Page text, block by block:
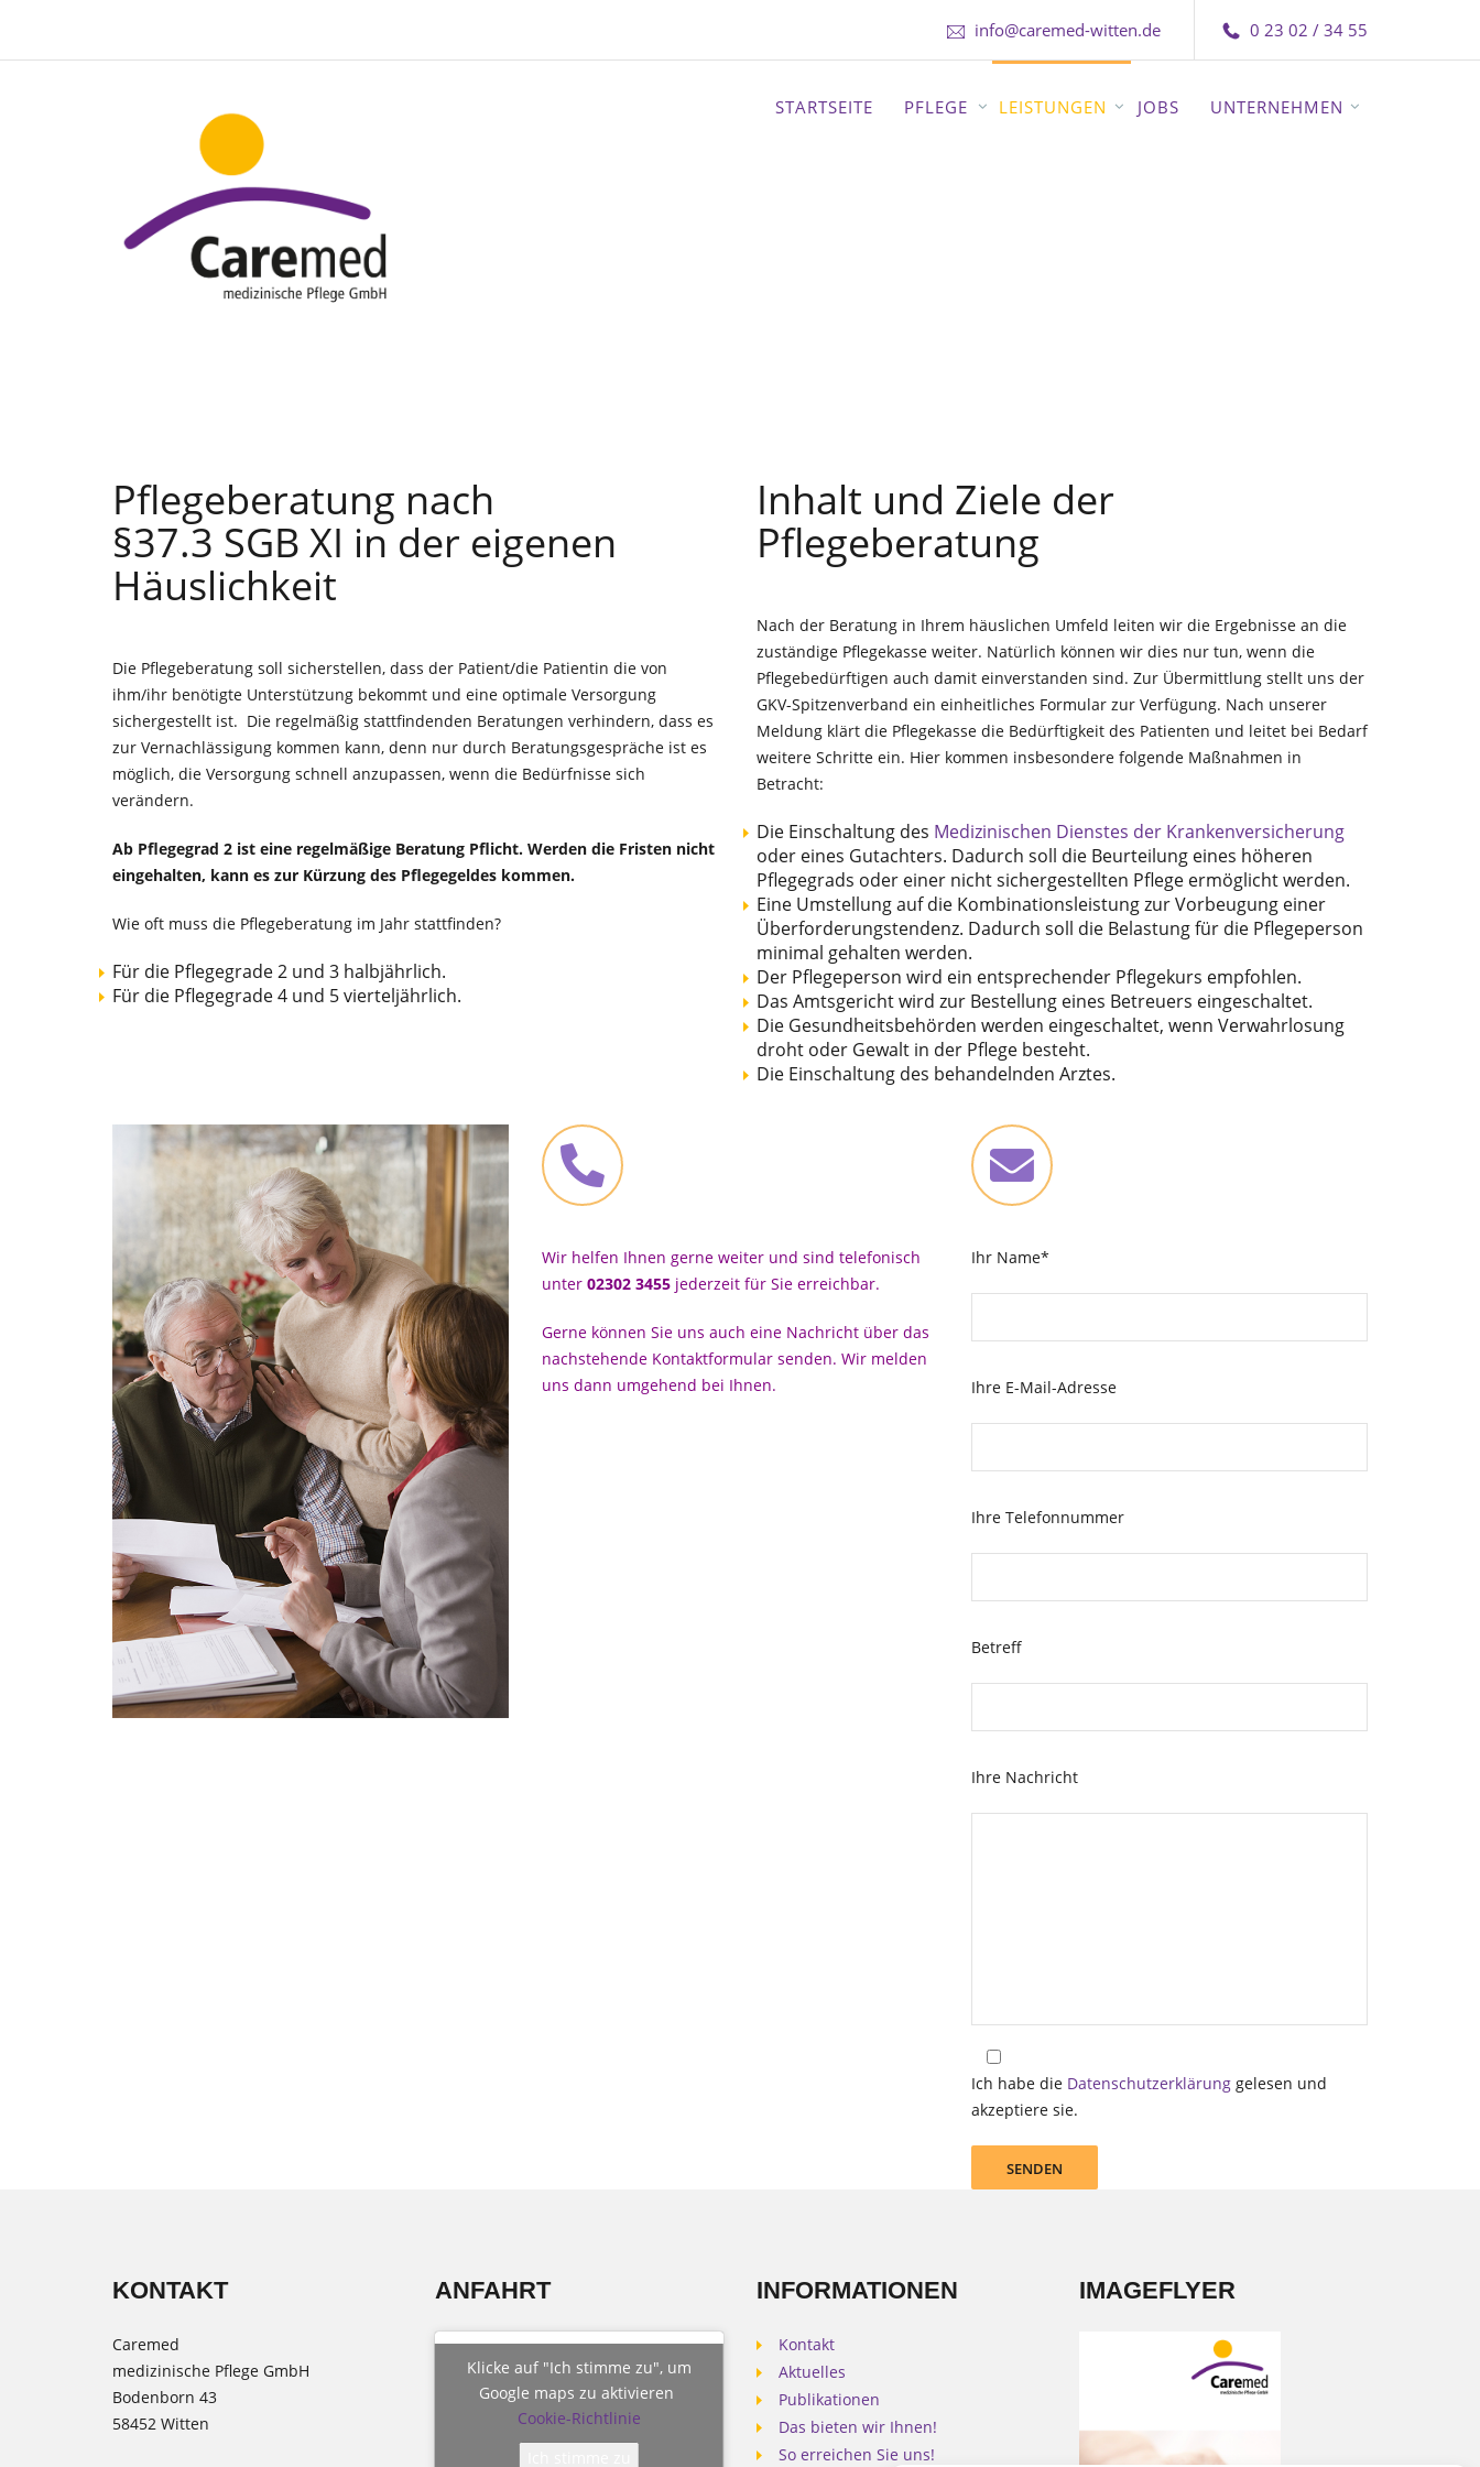
0 23 02 / 34 55
info@caremed-witten.de
STARTSEITE PFLEGE LEISTUNGEN JOBS UNTERNEHMEN
Pflegeberatung nach
§37.3 SGB XI in der eigenen
Häuslichkeit
Die Pflegeberatung soll sicherstellen, dass der Patient/die Patientin die von
ihm/ihr benötigte Unterstützung bekommt und eine optimale Versorgung
sichergestellt ist. Die regelmäßig stattfindenden Beratungen verhindern, dass es
zur Vernachlässigung kommen kann, denn nur durch Beratungsgespräche ist es
möglich, die Versorgung schnell anzupassen, wenn die Bedürfnisse sich
verändern.
Ab Pflegegrad 2 ist eine regelmäßige Beratung Pflicht. Werden die Fristen nicht
eingehalten, kann es zur Kürzung des Pflegegeldes kommen.
Wie oft muss die Pflegeberatung im Jahr stattfinden?
Für die Pflegegrade 2 und 3 halbjährlich.
Für die Pflegegrade 4 und 5 vierteljährlich.
Inhalt und Ziele der
Pflegeberatung
Nach der Beratung in Ihrem häuslichen Umfeld leiten wir die Ergebnisse an die
zuständige Pflegekasse weiter. Natürlich können wir dies nur tun, wenn die
Pflegebedürftigen auch damit einverstanden sind. Zur Übermittlung stellt uns der
GKV-Spitzenverband ein einheitliches Formular zur Verfügung. Nach unserer
Meldung klärt die Pflegekasse die Bedürftigkeit des Patienten und leitet bei Bedarf
weitere Schritte ein. Hier kommen insbesondere folgende Maßnahmen in
Betracht:
Die Einschaltung des Medizinischen Dienstes der Krankenversicherung
oder eines Gutachters. Dadurch soll die Beurteilung eines höheren
Pflegegrads oder einer nicht sichergestellten Pflege ermöglicht werden.
Eine Umstellung auf die Kombinationsleistung zur Vorbeugung einer
Überforderungstendenz. Dadurch soll die Belastung für die Pflegeperson
minimal gehalten werden.
Der Pflegeperson wird ein entsprechender Pflegekurs empfohlen.
Das Amtsgericht wird zur Bestellung eines Betreuers eingeschaltet.
Die Gesundheitsbehörden werden eingeschaltet, wenn Verwahrlosung
droht oder Gewalt in der Pflege besteht.
Die Einschaltung des behandelnden Arztes.
Wir helfen Ihnen gerne weiter und sind telefonisch
unter 02302 3455 jederzeit für Sie erreichbar.
Gerne können Sie uns auch eine Nachricht über das
nachstehende Kontaktformular senden. Wir melden
uns dann umgehend bei Ihnen.
Ihr Name*
Ihre E-Mail-Adresse
Ihre Telefonnummer
Betreff
Ihre Nachricht
Ich habe die Datenschutzerklärung gelesen und
akzeptiere sie.
KONTAKT
Caremed
medizinische Pflege GmbH
Bodenborn 43
58452 Witten
ANFAHRT
Klicke auf "Ich stimme zu", um
Google maps zu aktivieren
Cookie-Richtlinie
INFORMATIONEN
Kontakt
Aktuelles
Publikationen
Das bieten wir Ihnen!
So erreichen Sie uns!
IMAGEFLYER